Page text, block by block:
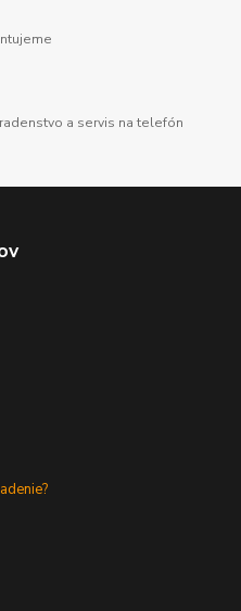
a servis na telefón